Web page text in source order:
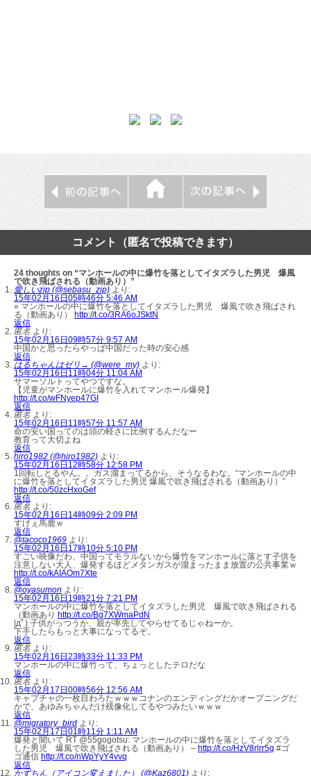
コメント（匿名で投稿できます）
24 thoughts on “マンホールの中に爆竹を落としてイタズラした男児 爆風
で吹き飛ばされる（動画あり）”
愛しいzip (@sebasu_zip) より:
15年02月16日05時46分 5:46 AM
» マンホールの中に爆竹を落としてイタズラした男児 爆風で吹き飛ばされ
る（動画あり） http://t.co/3RA6oJSktN
返信
匿名 より:
15年02月16日09時57分 9:57 AM
中国かと思ったらやっぱ中国だった時の安心感
返信
はるちゃんはゼリ→ (@were_my) より:
15年02月16日11時04分 11:04 AM
サマーソルトってやつですな。
【児童がマンホールに爆竹を入れてマンホール爆発】
http://t.co/wFNyep47GI
返信
匿名 より:
15年02月16日11時57分 11:57 AM
命の安い国ってのは頭の軽さに比例するんだなー
教育って大切よね
返信
hiro1982 (@hiro1982) より:
15年02月16日12時58分 12:58 PM
1回転しとるやん。。ガス溜まってるから、そうなるわな。“マンホールの中
に爆竹を落としてイタズラした男児 爆風で吹き飛ばされる（動画あり）”
http://t.co/50zcHxoGef
返信
匿名 より:
15年02月16日14時09分 2:09 PM
すげぇ馬鹿ｗ
返信
@tacoco1969 より:
15年02月16日17時10分 5:10 PM
すごい映像だわ、中国ってモラルないから爆竹をマンホールに落とす子供を
注意しない大人、爆発するほどメタンガスが溜まったまま放置の公共事業ｗ
http://t.co/kAIAOm7Xte
返信
@oyasumon より:
15年02月16日19時21分 7:21 PM
マンホールの中に爆竹を落としてイタズラした男児 爆風で吹き飛ばされる
（動画あり http://t.co/Bg7XWmaPdN
|дﾟ) 子供がっつうか、親が率先してやらせてるじゃねーか。
下手したらもっと大事になってるぞ。
返信
匿名 より:
15年02月16日23時33分 11:33 PM
マンホールの中に爆竹って、ちょっとしたテロだな
返信
匿名 より:
15年02月17日00時56分 12:56 AM
キャプチャの一枚目わろたｗｗｗコナンのエンディングだかオープニングだ
かで、あゆみちゃんだけ残像化してるやつみたいｗｗｗ
返信
@migratory_bird より:
15年02月17日01時11分 1:11 AM
爆発と聞いて RT @55gogotsu: マンホールの中に爆竹を落としてイタズラ
した男児 爆風で吹き飛ばされる（動画あり） – http://t.co/HzV8rlrr5g #ゴ
ゴ通信 http://t.co/nWpYyY4vvq
返信
かずちん（アイコン変えました） (@Kaz6801) より: